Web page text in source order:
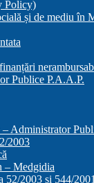
Policy)
și de mediu în
Publice P.A.A.P.
– Administrator
2003
– Medgidia
52/2003 si 544/2001